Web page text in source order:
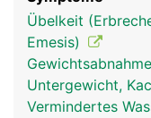
Übelkeit
Emesis)
Untergewicht,
Vermindertes